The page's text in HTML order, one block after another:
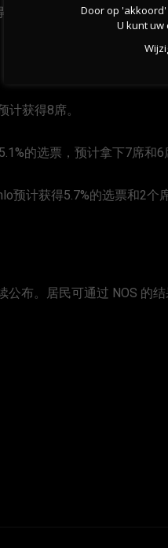
票率位列第三，同样获得5席
获得8席。
的选票，预计拿下7席和6
预计获得5.7%的选票和2个席
布。居民可通过 NOS 的
Door op
U kunt uw